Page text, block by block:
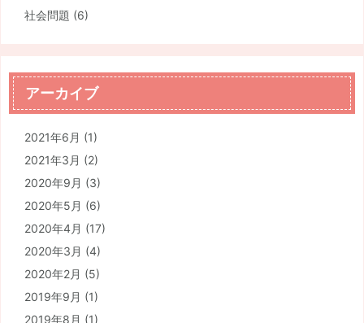
社会問題 (6)
アーカイブ
2021年6月 (1)
2021年3月 (2)
2020年9月 (3)
2020年5月 (6)
2020年4月 (17)
2020年3月 (4)
2020年2月 (5)
2019年9月 (1)
2019年8月 (1)